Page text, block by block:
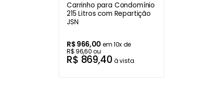
Carrinho para Condomínio
215 Litros com Repartição
JSN
R$ 966,00 em10x de
R$ 96,60ou
R$ 869,40 à vista